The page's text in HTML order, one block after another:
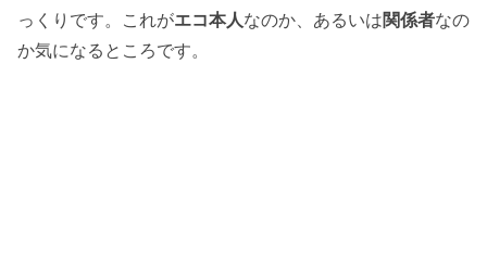
っくりです。これがエコ本人なのか、あるいは関係者なの
か気になるところです。